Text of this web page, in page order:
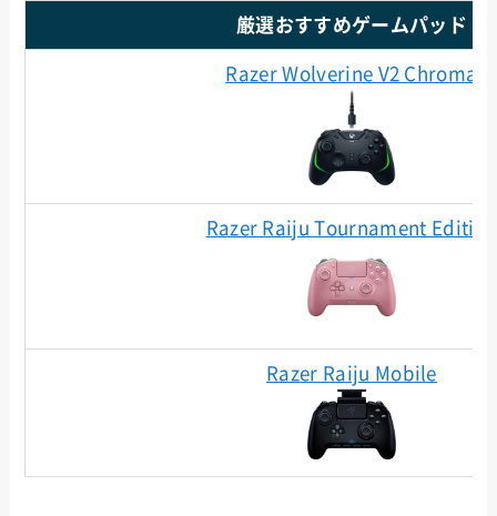
厳選おすすめゲームパッド
Razer Wolverine V2 Chroma
Razer Raiju Tournament Edition
Razer Raiju Mobile